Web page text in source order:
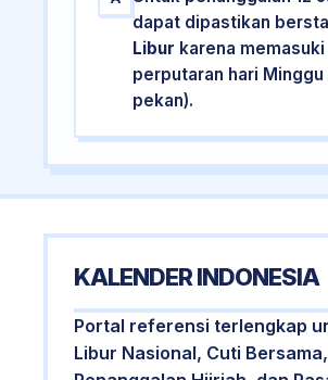
dapat dipastikan
Libur karena memasuki
perputaran hari Minggu
pekan).
KALENDER INDONESIA
Portal referensi terlengkap
Libur Nasional, Cuti Bersama,